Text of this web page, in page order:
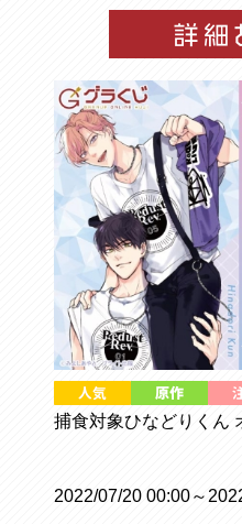
捕食対象ひなどりくん
2022/07/20 00:00～